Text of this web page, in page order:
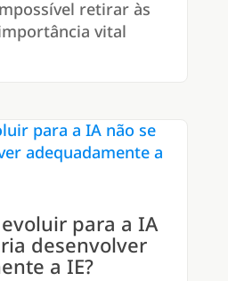
retirar às
vital
para a IA
desenvolver
a IE?